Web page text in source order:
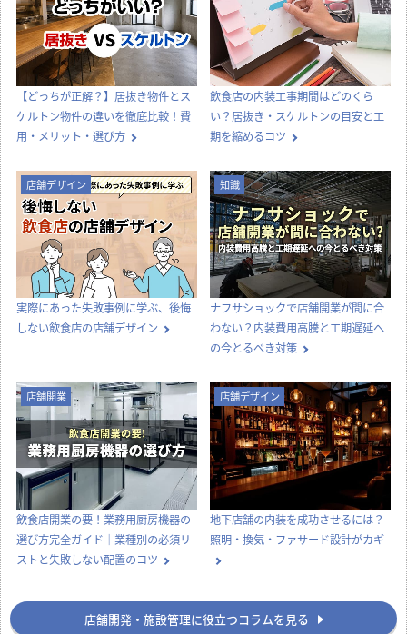
【どっちが正解？】居抜き物件とス
ケルトン物件の違いを徹底比較！費
用・メリット・選び方
飲食店の内装工事期間はどのくら
い？居抜き・スケルトンの目安と工
期を縮めるコツ
店舗デザイン
実際にあった失敗事例に学ぶ、後悔
しない飲食店の店舗デザイン
知識
ナフサショックで店舗開業が間に合
わない？内装費用高騰と工期遅延へ
の今とるべき対策
店舗開業
飲食店開業の要！業務用厨房機器の
選び方完全ガイド｜業種別の必須リ
ストと失敗しない配置のコツ
店舗デザイン
地下店舗の内装を成功させるには？
照明・換気・ファサード設計がカギ
店舗開発・施設管理に役立つコラムを見る